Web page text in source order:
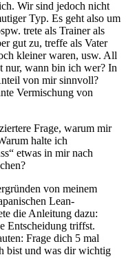
Wir sind jedoch nicht
Typ. Es geht also um
trete als Trainer als
gut zu, treffe als Vater
kleiner waren, usw. All
nur, wann bin ich wer? In
von mir sinnvoll?
Vermischung von
Frage, warum mir
halte ich
etwas in mir nach
von meinem
Lean-
die Anleitung dazu:
Entscheidung triffst.
Frage dich 5 mal
bist und was dir wichtig